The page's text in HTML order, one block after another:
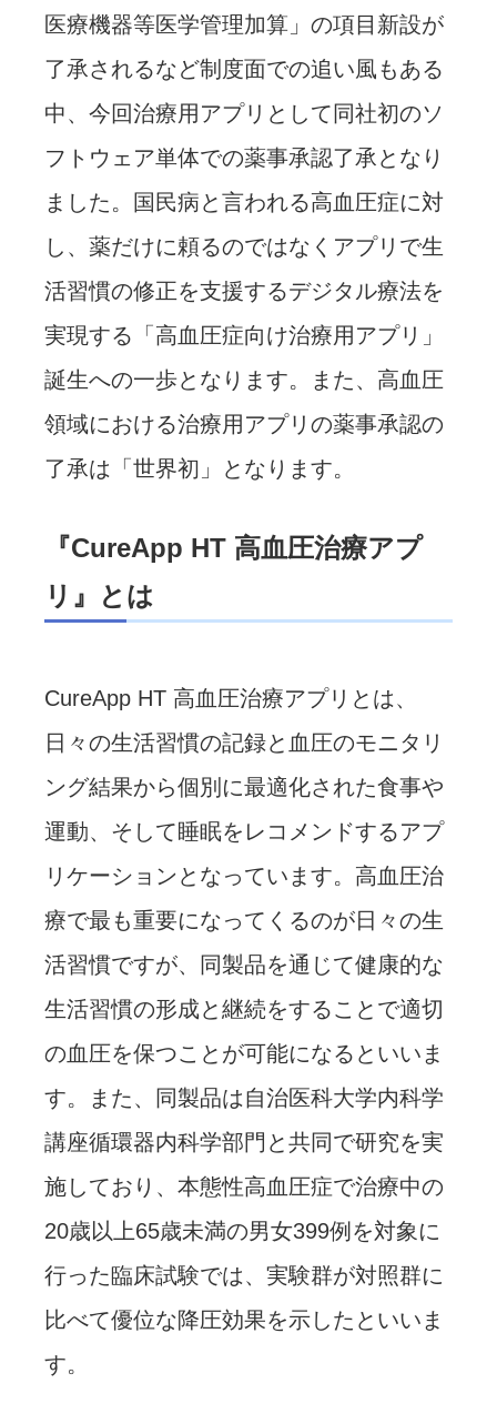
医療機器等医学管理加算」の項目新設が
了承されるなど制度面での追い風もある
中、今回治療用アプリとして同社初のソ
フトウェア単体での薬事承認了承となり
ました。国⺠病と言われる高血圧症に対
し、薬だけに頼るのではなくアプリで生
活習慣の修正を支援するデジタル療法を
実現する「高血圧症向け治療用アプリ」
誕生への一歩となります。また、高血圧
領域における治療用アプリの薬事承認の
了承は「世界初」となります。
『CureApp HT 高血圧治療アプ
リ』とは
CureApp HT 高血圧治療アプリとは、
日々の生活習慣の記録と血圧のモニタリ
ング結果から個別に最適化された食事や
運動、そして睡眠をレコメンドするアプ
リケーションとなっています。高血圧治
療で最も重要になってくるのが日々の生
活習慣ですが、同製品を通じて健康的な
生活習慣の形成と継続をすることで適切
の血圧を保つことが可能になるといいま
す。また、同製品は自治医科大学内科学
講座循環器内科学部門と共同で研究を実
施しており、本態性高血圧症で治療中の
20歳以上65歳未満の男女399例を対象に
行った臨床試験では、実験群が対照群に
比べて優位な降圧効果を示したといいま
す。